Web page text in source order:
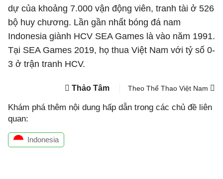
dự của khoảng 7.000 vận động viên, tranh tài ở 526
bộ huy chương. Lần gần nhất bóng đá nam
Indonesia giành HCV SEA Games là vào năm 1991.
Tại SEA Games 2019, họ thua Việt Nam với tỷ số 0-
3 ở trận tranh HCV.
Thảo Tâm Theo Thể Thao Việt Nam
Khám phá thêm nội dung hấp dẫn trong các chủ đề liên
quan:
Indonesia